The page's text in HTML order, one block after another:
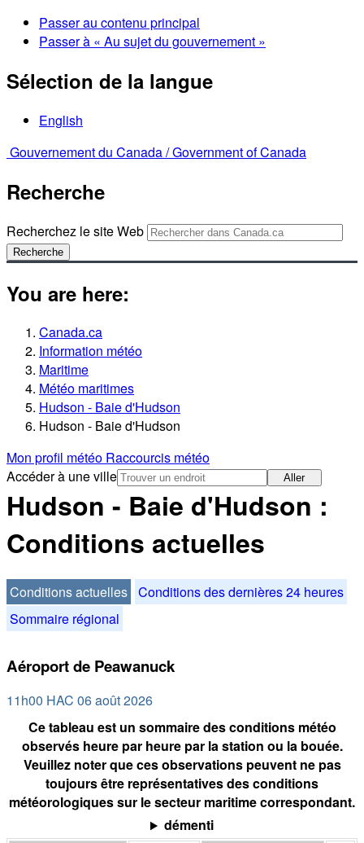
Passer au contenu principal
Passer à « Au sujet du gouvernement »
Sélection de la langue
English
Gouvernement du Canada /Government of Canada
Recherche
Recherchez le site Web
Recherche
You are here:
Canada.ca
Information météo
Maritime
Météo maritimes
Hudson - Baie d'Hudson
Hudson - Baie d'Hudson
Mon profil météo Raccourcis météo
Accéder à une ville
Aller
Hudson - Baie d'Hudson :
Conditions actuelles
Conditions actuelles Conditions des dernières 24 heures
Sommaire régional
Aéroport de Peawanuck
11h00 HAC 06 août 2026
Ce tableau est un sommaire des conditions météo
observés heure par heure par la station ou la bouée.
Veuillez noter que ces observations peuvent ne pas
toujours être représentatives des conditions
météorologiques sur le secteur maritime correspondant.
démenti